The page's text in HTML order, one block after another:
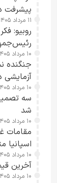
پیشرفت
۱۱ مرداد ۱۴۰۵ / ۰۸:۱۸
روبیو:
کسی که
۱۰ مرداد ۱۴۰۵ / ۱۹:۲۹
آزمایشی در سال
۱۰ مرداد ۱۴۰۵ / ۱۹:۱۱
سه
شد
۱۰ مرداد ۱۴۰۵ / ۱۸:۱۵
مقامات
اسپانیا
۱۰ مرداد ۱۴۰۵ / ۱۵:۲۴
آخرین قیمت
۱۰ مرداد ۱۴۰۵ / ۱۳:۰۸